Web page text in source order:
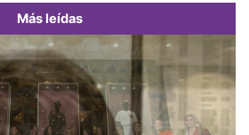
Más leídas